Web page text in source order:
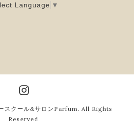
Language ▼
スクール&サロンParfum . All Rights
Reserved.